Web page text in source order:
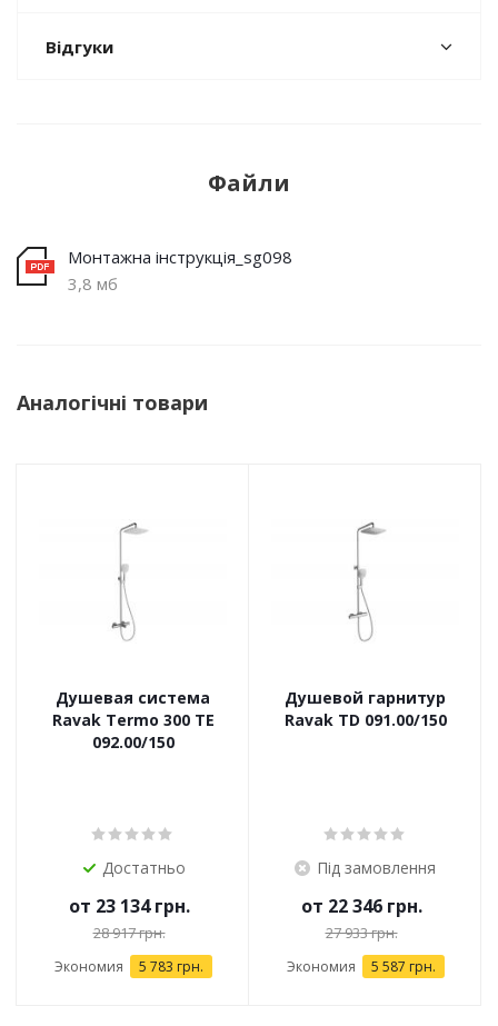
Відгуки
Файли
Монтажна інструкція_sg098
3,8 мб
Аналогічні товари
Душевая система
Ravak Termo 300 TE
092.00/150
Достатньо
от 23 134 грн.
28 917 грн.
Экономия 5 783 грн.
Душевой гарнитур
Ravak TD 091.00/150
Під замовлення
от 22 346 грн.
27 933 грн.
Экономия 5 587 грн.